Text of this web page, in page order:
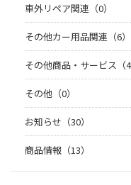
車外リペア関連（0）
その他カー用品関連（6）
その他商品・サービス（4
その他（0）
お知らせ（30）
商品情報（13）